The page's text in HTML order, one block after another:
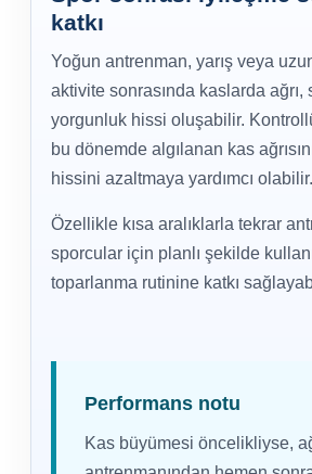
katkı
Yoğun antrenman, yarış veya
aktivite sonrasında kaslarda ağrı,
yorgunluk hissi oluşabilir.
bu dönemde algılanan kas
hissini azaltmaya yardımcı olabilir.
Özellikle kısa aralıklarla tekrar
sporcular için planlı şekilde
toparlanma rutinine katkı
Performans notu
Kas büyümesi öncelikliyse,